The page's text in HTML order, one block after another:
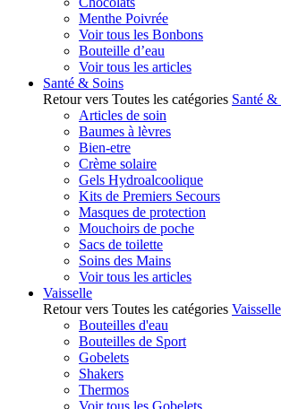
Menthe Poivrée
Voir tous les Bonbons
Bouteille d’eau
Voir tous les articles
Santé & Soins
Retour vers Toutes les catégories Santé &
Articles de soin
Baumes à lèvres
Bien-etre
Crème solaire
Gels Hydroalcoolique
Kits de Premiers Secours
Masques de protection
Mouchoirs de poche
Sacs de toilette
Soins des Mains
Voir tous les articles
Vaisselle
Retour vers Toutes les catégories Vaisselle
Bouteilles d'eau
Bouteilles de Sport
Gobelets
Shakers
Thermos
Voir tous les Gobelets